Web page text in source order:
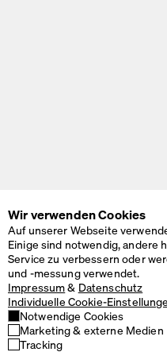
Wir verwenden Cookies
Auf unserer Webseite
Einige sind notwendig, andere
Service zu verbessern oder
und -messung verwendet.
Impressum& Datenschutz
Individuelle Cookie-
Notwendige Cookies
Marketing & externe Medien
Tracking